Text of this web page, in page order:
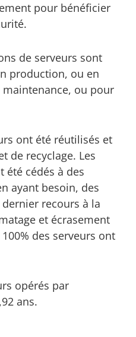
pour bénéficier
de serveurs sont
production, ou en
maintenance, ou pour
ont été réutilisés et
de recyclage. Les
été cédés à des
ayant besoin, des
recours à la
et écrasement
des serveurs ont
opérés par
ans.